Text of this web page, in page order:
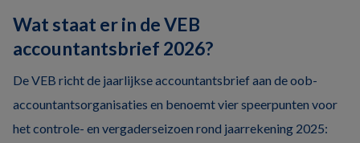
Wat staat er in de VEB
accountantsbrief 2026?
De VEB richt de jaarlijkse accountantsbrief aan de oob-
accountantsorganisaties en benoemt vier speerpunten voor
het controle- en vergaderseizoen rond jaarrekening 2025: